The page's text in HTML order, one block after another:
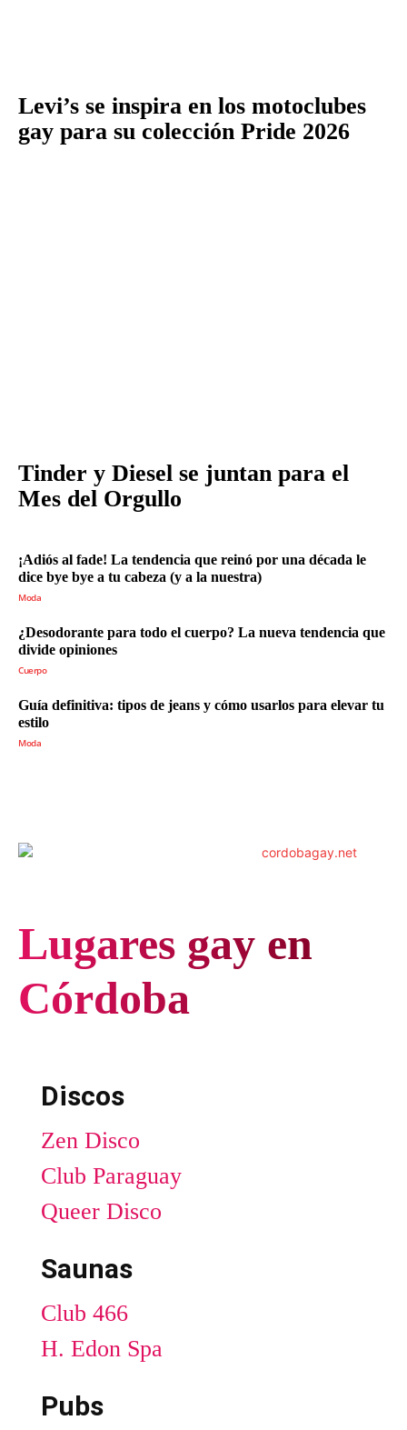
Levi’s se inspira en los motoclubes
gay para su colección Pride 2026
Tinder y Diesel se juntan para el
Mes del Orgullo
¡Adiós al fade! La tendencia que reinó por una década le
dice bye bye a tu cabeza (y a la nuestra)
Moda
¿Desodorante para todo el cuerpo? La nueva tendencia que
divide opiniones
Cuerpo
Guía definitiva: tipos de jeans y cómo usarlos para elevar tu
estilo
Moda
Lugares gay en
Córdoba
Discos
Zen Disco
Club Paraguay
Queer Disco
Saunas
Club 466
H. Edon Spa
Pubs